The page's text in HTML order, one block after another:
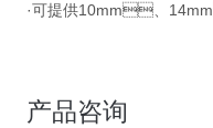
·可提供10mm、
产品咨询